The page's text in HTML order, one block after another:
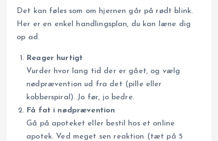
Det kan føles som om hjernen går på rødt blink.
Her er en enkel handlingsplan, du kan læne dig
op ad.
Reager hurtigt
Vurder hvor lang tid der er gået, og vælg
nødprævention ud fra det (pille eller
kobberspiral). Jo før, jo bedre.
Få fat i nødprævention
Gå på apoteket eller bestil hos et online
apotek. Ved meget sen reaktion (tæt på 5